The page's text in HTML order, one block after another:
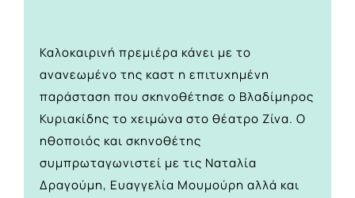
Καλοκαιρινή πρεμιέρα κάνει με το
ανανεωμένο της καστ η επιτυχημένη
παράσταση που σκηνοθέτησε ο Βλαδίμηρος
Κυριακίδης το χειμώνα στο θέατρο Ζίνα. Ο
ηθοποιός και σκηνοθέτης
συμπρωταγωνιστεί με τις Ναταλία
Δραγούμη, Ευαγγελία Μουμούρη αλλά και